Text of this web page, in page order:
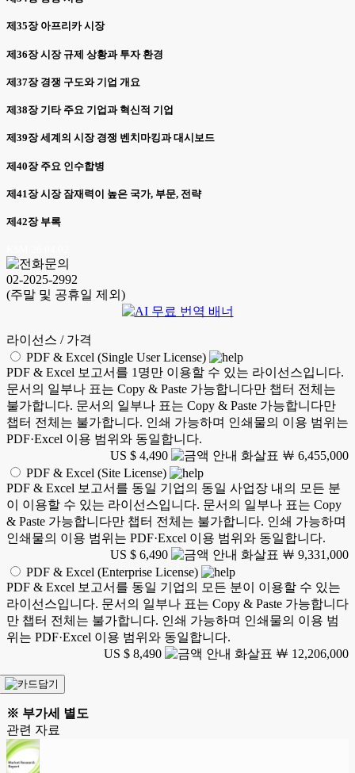
제35장 아프리카 시장
제36장 시장 규제 상황과 투자 환경
제37장 경쟁 구도와 기업 개요
제38장 기타 주요 기업과 혁신적 기업
제39장 세계의 시장 경쟁 벤치마킹과 대시보드
제40장 주요 인수합병
제41장 시장 잠재력이 높은 국가, 부문, 전략
제42장 부록
02-2025-2992
(주말 및 공휴일 제외)
라이선스 / 가격
PDF & Excel (Single User License)
PDF & Excel 보고서를 1명만 이용할 수 있는 라이선스입니다.
문서의 일부나 표는 Copy & Paste 가능합니다만 챕터 전체는
불가합니다. 문서의 일부나 표는 Copy & Paste 가능합니다만
챕터 전체는 불가합니다. 인쇄 가능하며 인쇄물의 이용 범위는
PDF·Excel 이용 범위와 동일합니다.
US $ 4,490
￦ 6,455,000
PDF & Excel (Site License)
PDF & Excel 보고서를 동일 기업의 동일 사업장 내의 모든 분
이 이용할 수 있는 라이선스입니다. 문서의 일부나 표는 Copy
& Paste 가능합니다만 챕터 전체는 불가합니다. 인쇄 가능하며
인쇄물의 이용 범위는 PDF·Excel 이용 범위와 동일합니다.
US $ 6,490
￦ 9,331,000
PDF & Excel (Enterprise License)
PDF & Excel 보고서를 동일 기업의 모든 분이 이용할 수 있는
라이선스입니다. 문서의 일부나 표는 Copy & Paste 가능합니다
만 챕터 전체는 불가합니다. 인쇄 가능하며 인쇄물의 이용 범
위는 PDF·Excel 이용 범위와 동일합니다.
US $ 8,490
￦ 12,206,000
※ 부가세 별도
관련 자료